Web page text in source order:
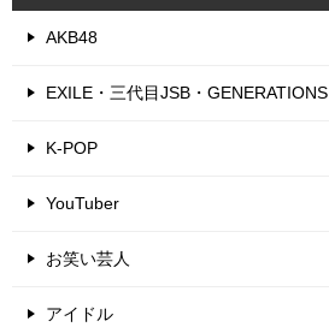
AKB48
EXILE・三代目JSB・GENERATIONS
K-POP
YouTuber
お笑い芸人
アイドル